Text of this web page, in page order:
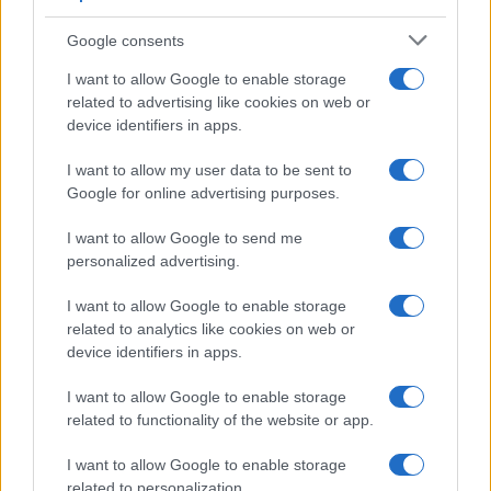
Google consents
I want to allow Google to enable storage
related to advertising like cookies on web or
device identifiers in apps.
I want to allow my user data to be sent to
Google for online advertising purposes.
I want to allow Google to send me
personalized advertising.
I want to allow Google to enable storage
related to analytics like cookies on web or
device identifiers in apps.
I want to allow Google to enable storage
related to functionality of the website or app.
I want to allow Google to enable storage
I nostri cari
Giovannimaria Cabras